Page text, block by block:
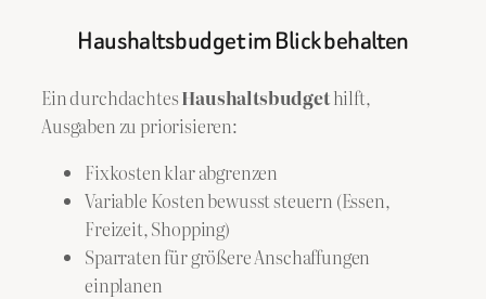
Haushaltsbudget im Blick behalten
Ein durchdachtesHaushaltsbudgethilft,
Ausgaben zu priorisieren:
Fixkosten klar abgrenzen
Variable Kosten bewusst steuern (Essen,
Freizeit, Shopping)
Sparraten für größere Anschaffungen
einplanen